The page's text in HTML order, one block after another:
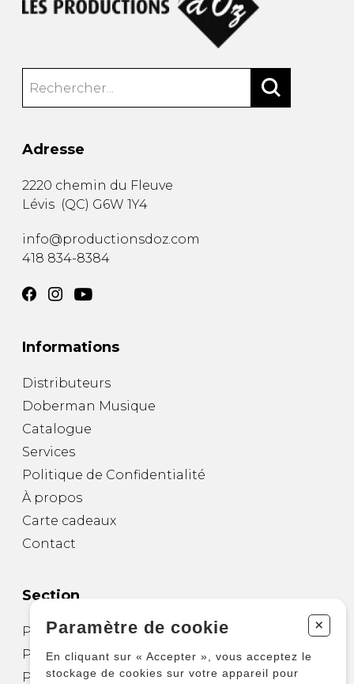
Adresse
2220 chemin du Fleuve
Lévis (QC) G6W 1Y4
info@productionsdoz.com
418 834-8384
Informations
Distributeurs
Doberman Musique
Catalogue
Services
Politique de Confidentialité
À propos
Carte cadeaux
Contact
Section
Partitions pour guitare
Partitions pour autres instruments
Partitions pour ensembles
Paramètre de cookie +
En cliquant sur « Accepter », vous acceptez le
stockage de cookies sur votre appareil pour